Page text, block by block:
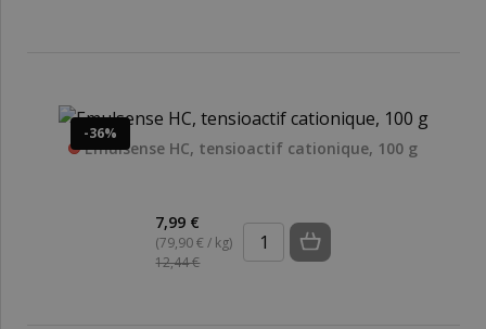
-36%
Emulsense HC, tensioactif cationique, 100 g
7,99 €
(79,90 € / kg)
12,44 €